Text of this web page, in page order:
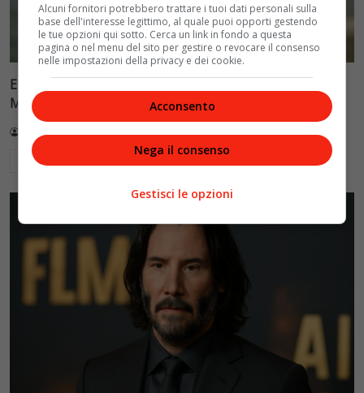
Ellen Burstyn riceve il Leone d’Oro alla carriera alla
Mostra di Venezia 2026
Leggi di più
Alcuni fornitori potrebbero trattare i tuoi dati personali sulla
base dell'interesse legittimo, al quale puoi opporti gestendo
le tue opzioni qui sotto. Cerca un link in fondo a questa
pagina o nel menu del sito per gestire o revocare il consenso
nelle impostazioni della privacy e dei cookie.
Acconsento
Nega il consenso
Gestisci le opzioni